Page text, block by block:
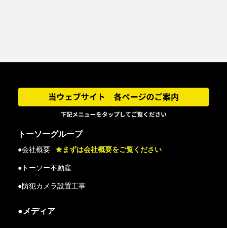
トーソーグループ
●会社概要 ★まずは会社概要をご覧ください
●トーソー不動産
●防犯カメラ設置工事
●メディア